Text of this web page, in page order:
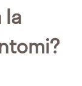
la